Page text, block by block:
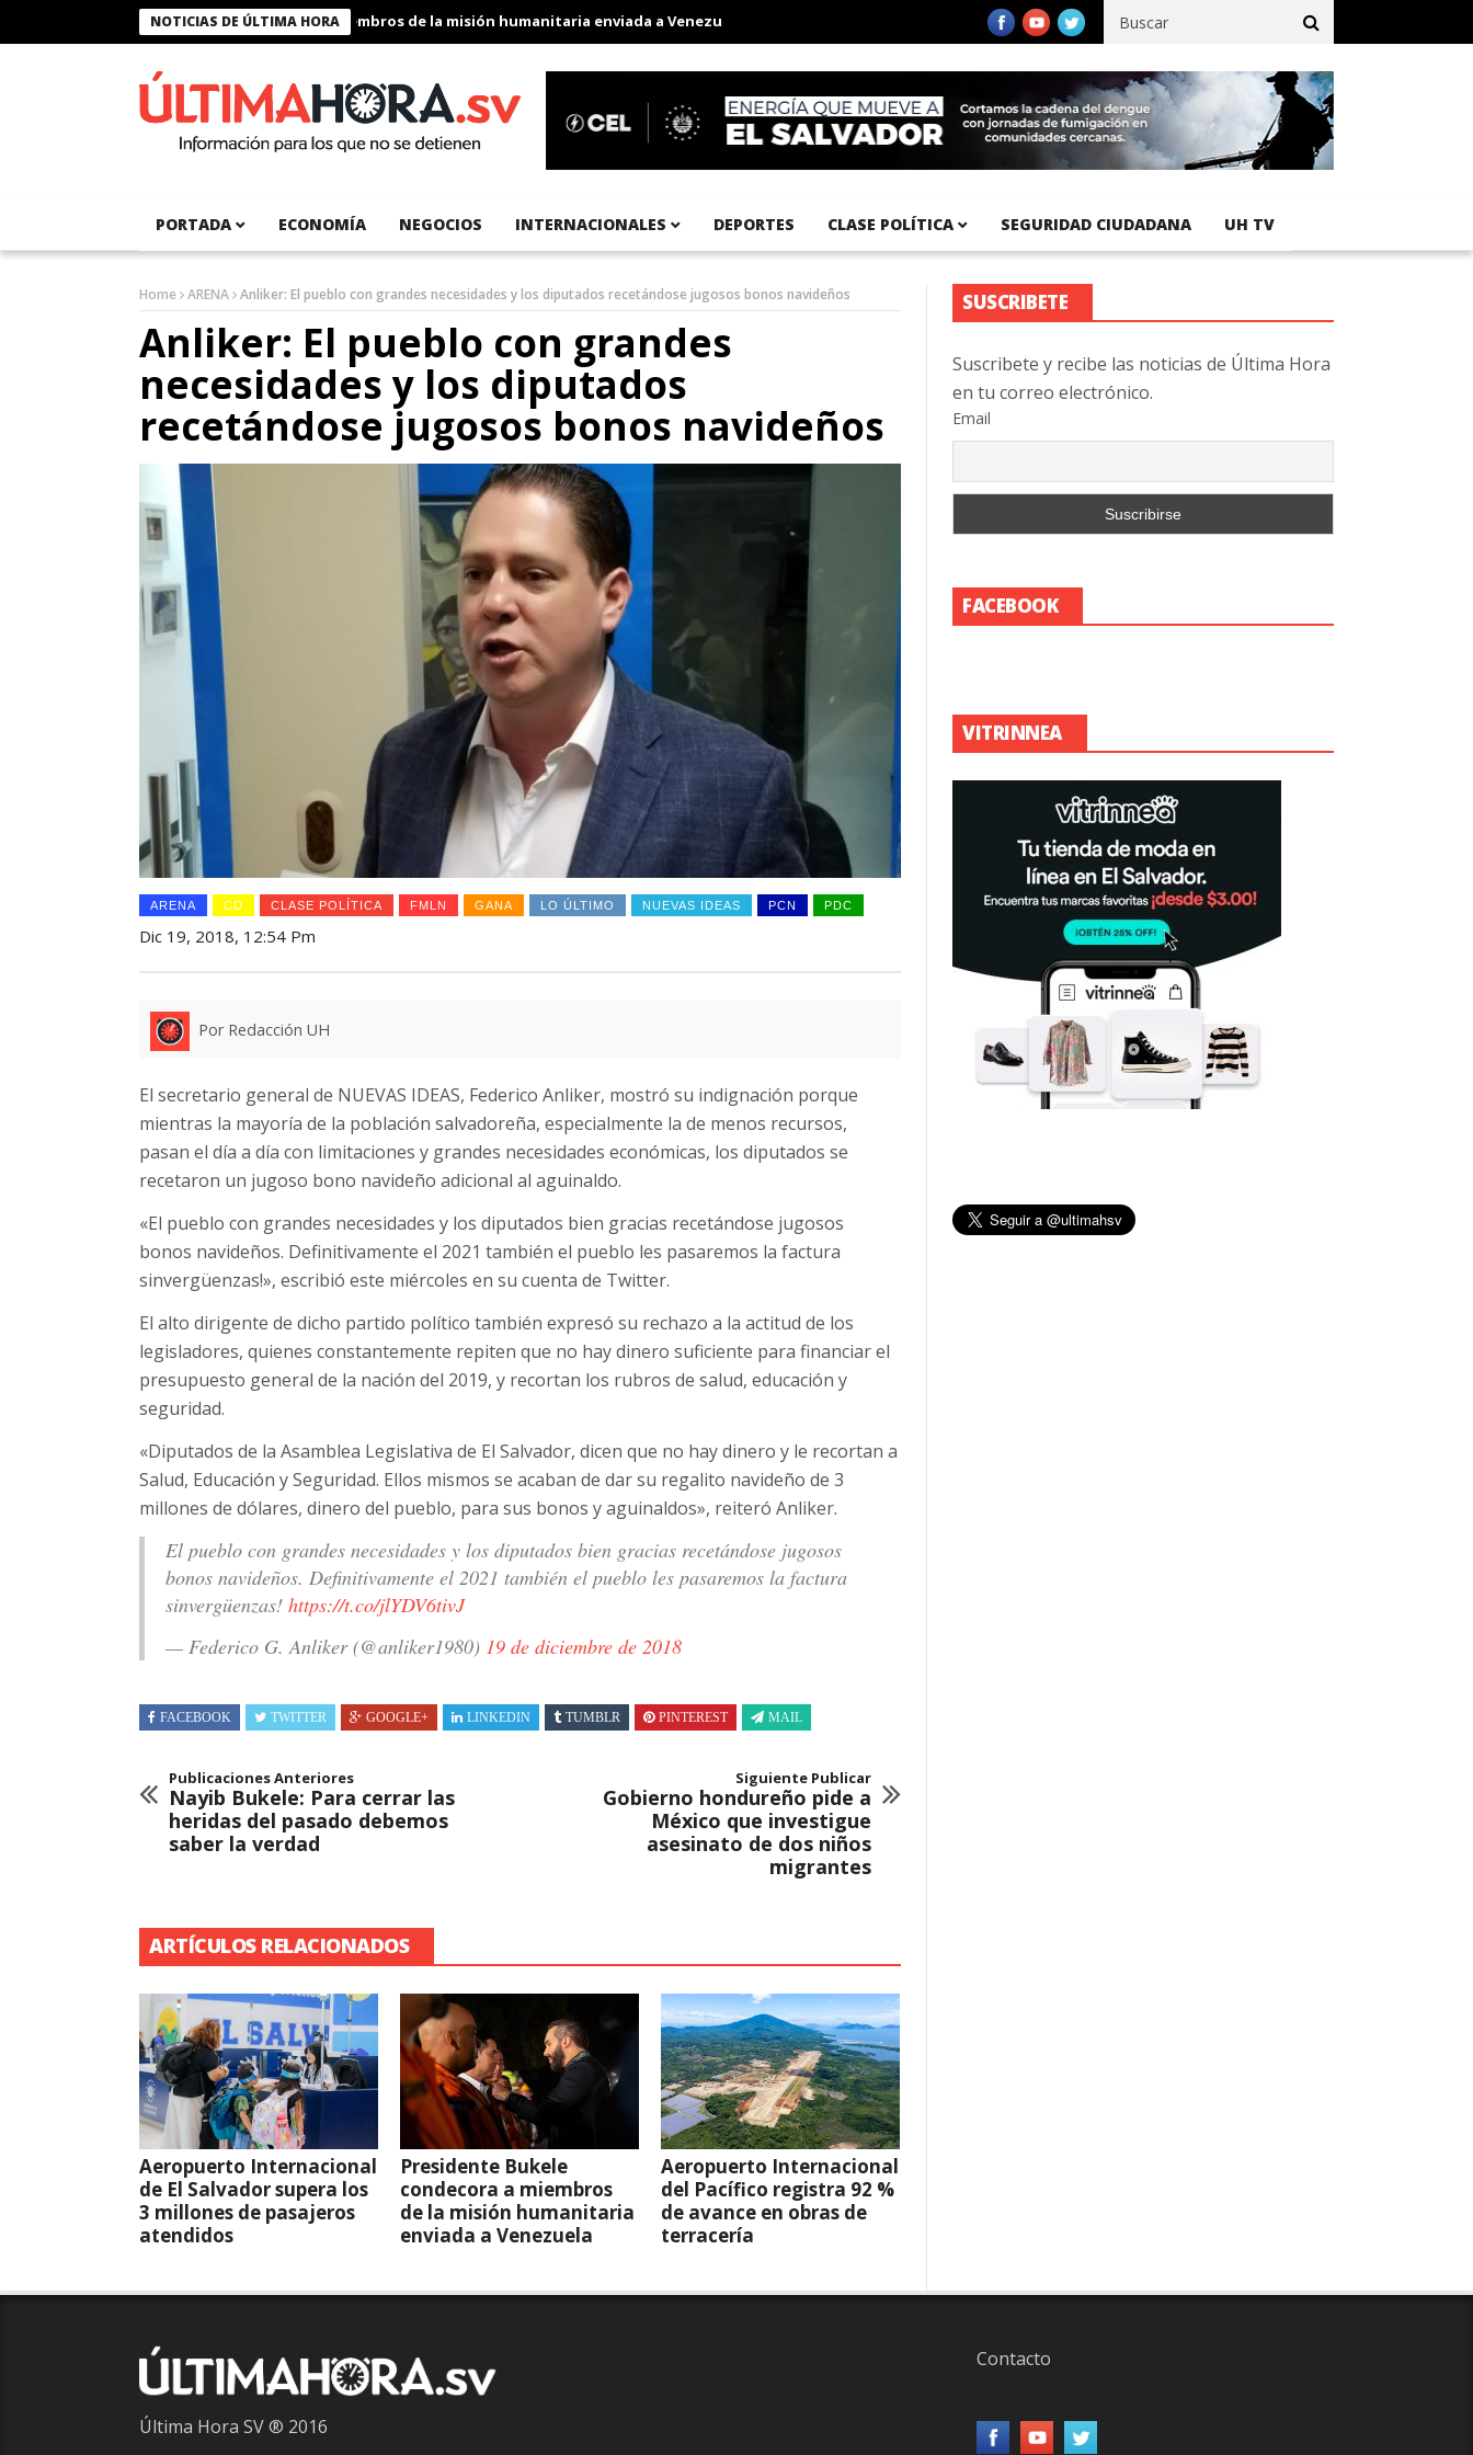
NOTICIAS DE ÚLTIMA HORA
Presidente Bukele condecora a miembros de la misión humanitaria enviada a Venezuela Aeropuerto Internacional del Pacífico registra 92 % de avance en obras de terracería
PORTADA ECONOMÍA NEGOCIOS INTERNACIONALES DEPORTES CLASE POLÍTICA SEGURIDAD CIUDADANA UH TV
Home ARENA Anliker: El pueblo con grandes necesidades y los diputados recetándose jugosos bonos navideños
Anliker: El pueblo con grandes
necesidades y los diputados
recetándose jugosos bonos navideños
ARENA CD CLASE POLÍTICA FMLN GANA LO ÚLTIMO NUEVAS IDEAS PCN PDC
Dic 19, 2018, 12:54 Pm
Por Redacción UH
El secretario general de NUEVAS IDEAS, Federico Anliker, mostró su indignación porque
mientras la mayoría de la población salvadoreña, especialmente la de menos recursos,
pasan el día a día con limitaciones y grandes necesidades económicas, los diputados se
recetaron un jugoso bono navideño adicional al aguinaldo.
«El pueblo con grandes necesidades y los diputados bien gracias recetándose jugosos
bonos navideños. Definitivamente el 2021 también el pueblo les pasaremos la factura
sinvergüenzas!», escribió este miércoles en su cuenta de Twitter.
El alto dirigente de dicho partido político también expresó su rechazo a la actitud de los
legisladores, quienes constantemente repiten que no hay dinero suficiente para financiar el
presupuesto general de la nación del 2019, y recortan los rubros de salud, educación y
seguridad.
«Diputados de la Asamblea Legislativa de El Salvador, dicen que no hay dinero y le recortan a
Salud, Educación y Seguridad. Ellos mismos se acaban de dar su regalito navideño de 3
millones de dólares, dinero del pueblo, para sus bonos y aguinaldos», reiteró Anliker.
El pueblo con grandes necesidades y los diputados bien gracias recetándose jugosos
bonos navideños. Definitivamente el 2021 también el pueblo les pasaremos la factura
sinvergüenzas! https://t.co/jlYDV6tivJ
— Federico G. Anliker (@anliker1980) 19 de diciembre de 2018
FACEBOOK TWITTER GOOGLE+ LINKEDIN TUMBLR PINTEREST MAIL
Publicaciones Anteriores
Nayib Bukele: Para cerrar las
heridas del pasado debemos
saber la verdad
Siguiente Publicar
Gobierno hondureño pide a
México que investigue
asesinato de dos niños
migrantes
ARTÍCULOS RELACIONADOS
Aeropuerto Internacional
de El Salvador supera los
3 millones de pasajeros
atendidos
Presidente Bukele
condecora a miembros
de la misión humanitaria
enviada a Venezuela
Aeropuerto Internacional
del Pacífico registra 92 %
de avance en obras de
terracería
SUSCRIBETE
Suscribete y recibe las noticias de Última Hora
en tu correo electrónico.
Email
FACEBOOK
VITRINNEA
Última Hora SV ® 2016
Contacto